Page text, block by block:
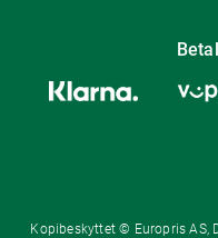
Kopibeskyttet © Europris AS,